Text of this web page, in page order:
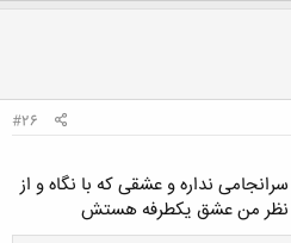
#26
نداره و عشقی که با نگاه و از
از نظر من عشق یکطرفه هستش